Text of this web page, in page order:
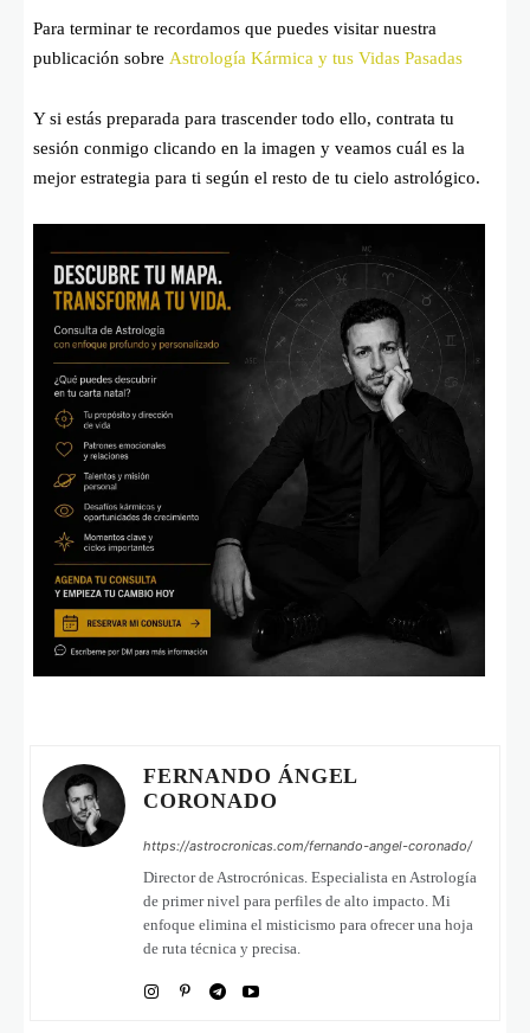
Para terminar te recordamos que puedes visitar nuestra
publicación sobre Astrología Kármica y tus Vidas Pasadas
Y si estás preparada para trascender todo ello, contrata tu
sesión conmigo clicando en la imagen y veamos cuál es la
mejor estrategia para ti según el resto de tu cielo astrológico.
FERNANDO ÁNGEL
CORONADO
https://astrocronicas.com/fernando-angel-coronado/
Director de Astrocrónicas. Especialista en Astrología
de primer nivel para perfiles de alto impacto. Mi
enfoque elimina el misticismo para ofrecer una hoja
de ruta técnica y precisa.